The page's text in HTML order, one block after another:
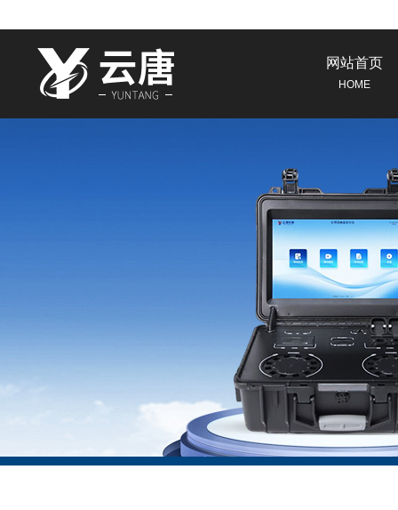
网站首页
HOME